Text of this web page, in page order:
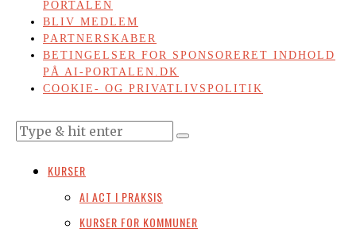
PORTALEN
BLIV MEDLEM
PARTNERSKABER
BETINGELSER FOR SPONSORERET INDHOLD
PÅ AI-PORTALEN.DK
COOKIE- OG PRIVATLIVSPOLITIK
KURSER
AI ACT I PRAKSIS
KURSER FOR KOMMUNER